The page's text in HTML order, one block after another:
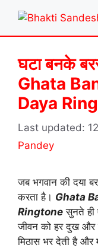
content
घटा बनके बरसे
Ghata
Daya
Pandey
जब भगवान की दया
करता है। Ghata
Ringtone सुनते ही
जीवन को हर दुख और
मिठास भर देती है और